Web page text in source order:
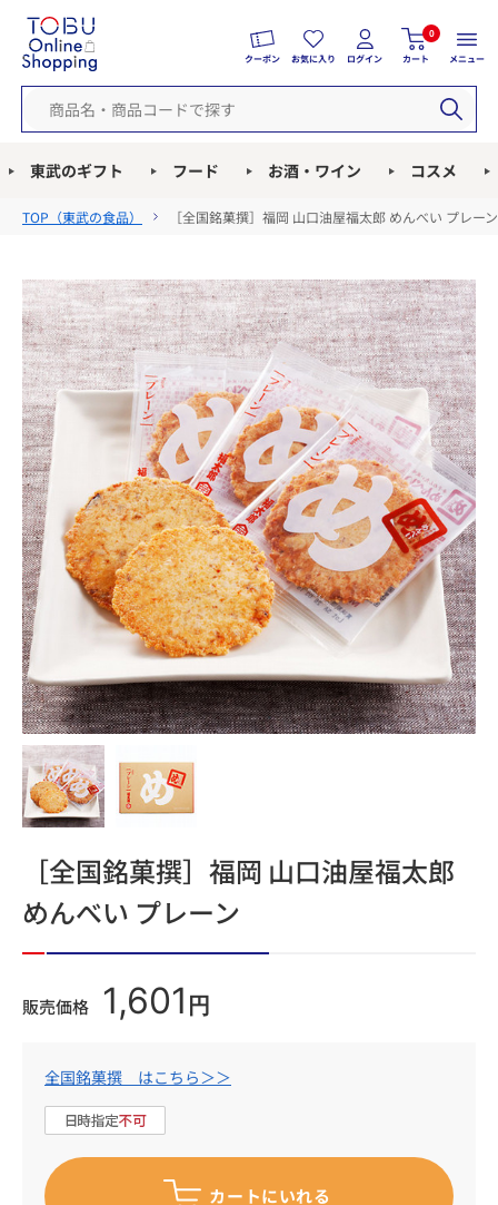
クーポン お気に入り ログイン
0
カート メニュー
東武のギフト フード お酒・ワイン コスメ
TOP（東武の食品） ［全国銘菓撰］福岡 山口油屋福太郎 めんべい プレーン
［全国銘菓撰］福岡 山口油屋福太郎
めんべい プレーン
販売価格 1,601 円
全国銘菓撰 はこちら＞＞